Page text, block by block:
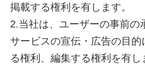
掲載する権利を有します。
2.当社は、ユーザーの事前
サービスの宣伝・広告の目
る権利、編集する権利を有し